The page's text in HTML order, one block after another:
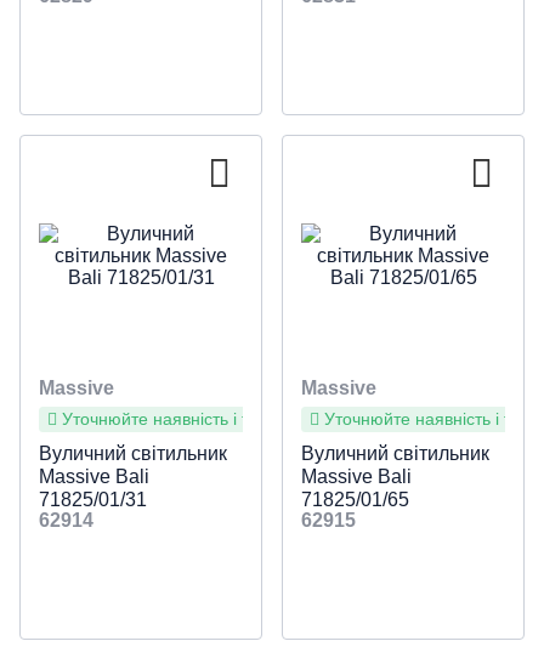
Massive
Уточнюйте наявність і терміни
Вуличний світильник
Massive Bali
71825/01/31
62914
Massive
Уточнюйте наявність і
Вуличний світильник
Massive Bali
71825/01/65
62915